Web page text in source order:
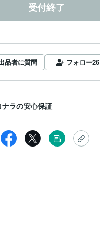
受付終了
品者に質問 フォロー26
ナラの安心保証